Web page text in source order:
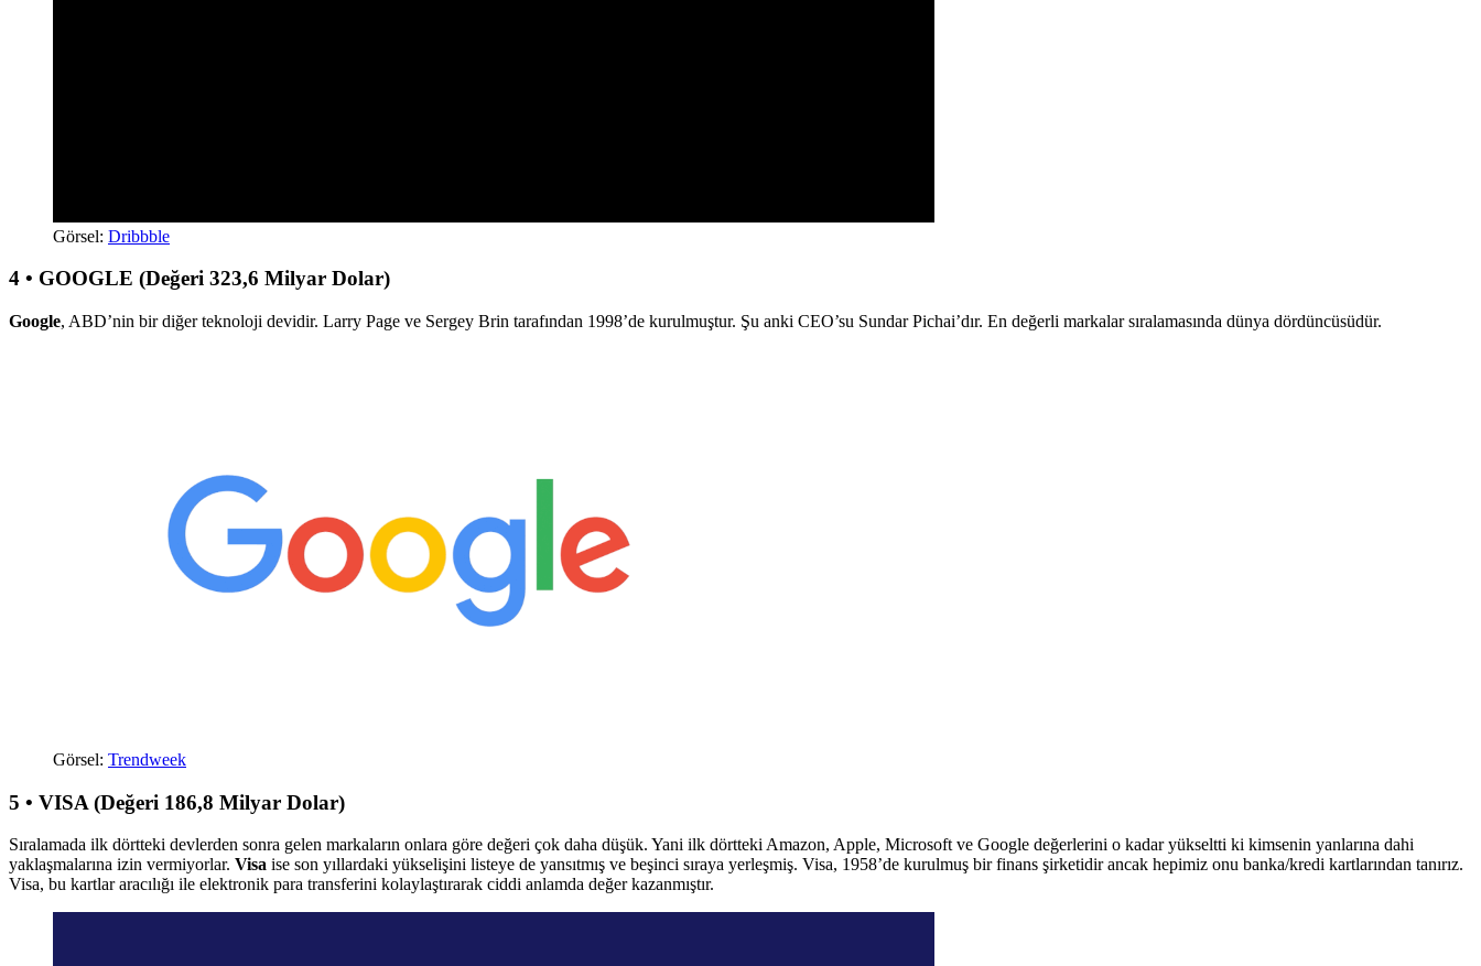
Görsel: Dribbble
4 • GOOGLE (Değeri 323,6 Milyar Dolar)
Google, ABD’nin bir diğer teknoloji devidir. Larry Page ve Sergey Brin tarafından 1998’de kurulmuştur. Şu anki CEO’su Sundar Pichai’dır. En değerli markalar sıralamasında dünya dördüncüsüdür.
Görsel: Trendweek
5 • VISA (Değeri 186,8 Milyar Dolar)
Sıralamada ilk dörtteki devlerden sonra gelen markaların onlara göre değeri çok daha düşük. Yani ilk dörtteki Amazon, Apple, Microsoft ve Google değerlerini o kadar yükseltti ki kimsenin yanlarına dahi
yaklaşmalarına izin vermiyorlar. Visa ise son yıllardaki yükselişini listeye de yansıtmış ve beşinci sıraya yerleşmiş. Visa, 1958’de kurulmuş bir finans şirketidir ancak hepimiz onu banka/kredi kartlarından tanırız.
Visa, bu kartlar aracılığı ile elektronik para transferini kolaylaştırarak ciddi anlamda değer kazanmıştır.